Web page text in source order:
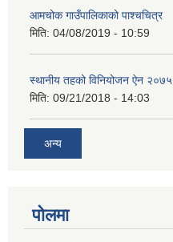
आमचोक गाउँपालिकाको पाश्चचित्र
मिति: 04/08/2019 - 10:59
स्थानीय तहको विनियोजन ऐन २०७५
मिति: 09/21/2018 - 14:03
अन्य
पोलमा